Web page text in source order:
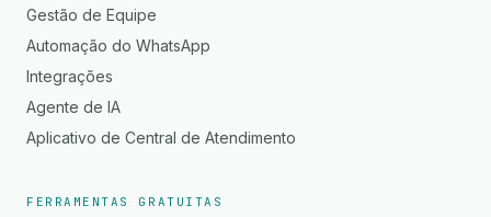
Gestão de Equipe
Automação do WhatsApp
Integrações
Agente de IA
Aplicativo de Central de Atendimento
FERRAMENTAS GRATUITAS